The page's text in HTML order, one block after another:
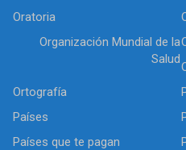
Oratoria
Organización Mundial de la
Salud
Ortografía
Países
Países que te pagan